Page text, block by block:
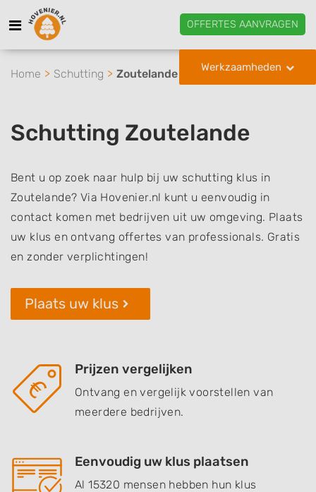
OFFERTES AANVRAGEN
Werkzaamheden
Home Schutting Zoutelande
Schutting Zoutelande
Bent u op zoek naar hulp bij uw schutting klus in
Zoutelande? Via Hovenier.nl kunt u eenvoudig in
contact komen met bedrijven uit uw omgeving. Plaats
uw klus en ontvang offertes van professionals. Gratis
en zonder verplichtingen!
Plaats uw klus
Prijzen vergelijken
Ontvang en vergelijk voorstellen van
meerdere bedrijven.
Eenvoudig uw klus plaatsen
Al 15320 mensen hebben hun klus